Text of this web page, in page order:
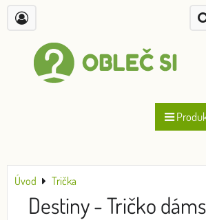
Úvod Trička
Destiny - Tričko